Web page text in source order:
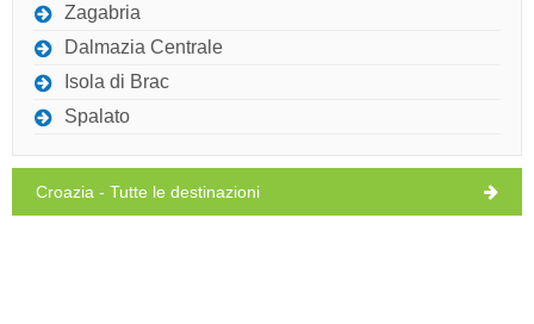
PER SAPERNE DI PIÙ / COMMENT
Zagabria
Dalmazia Centrale
Isola di Brac
Spalato
Croazia - Tutte le destinazioni